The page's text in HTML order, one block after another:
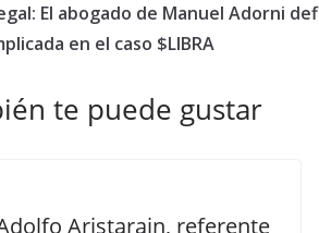
El abogado de Manuel Adorni
en el caso $LIBRA
te puede gustar
Aristarain, referente